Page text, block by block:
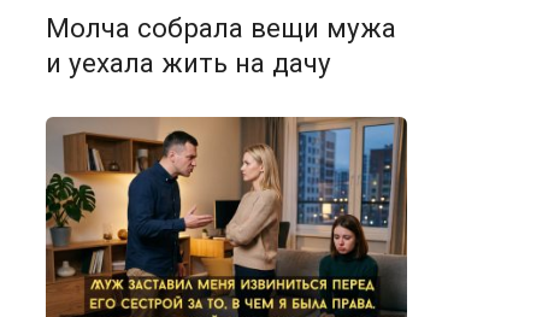
Молча собрала вещи мужа
и уехала жить на дачу